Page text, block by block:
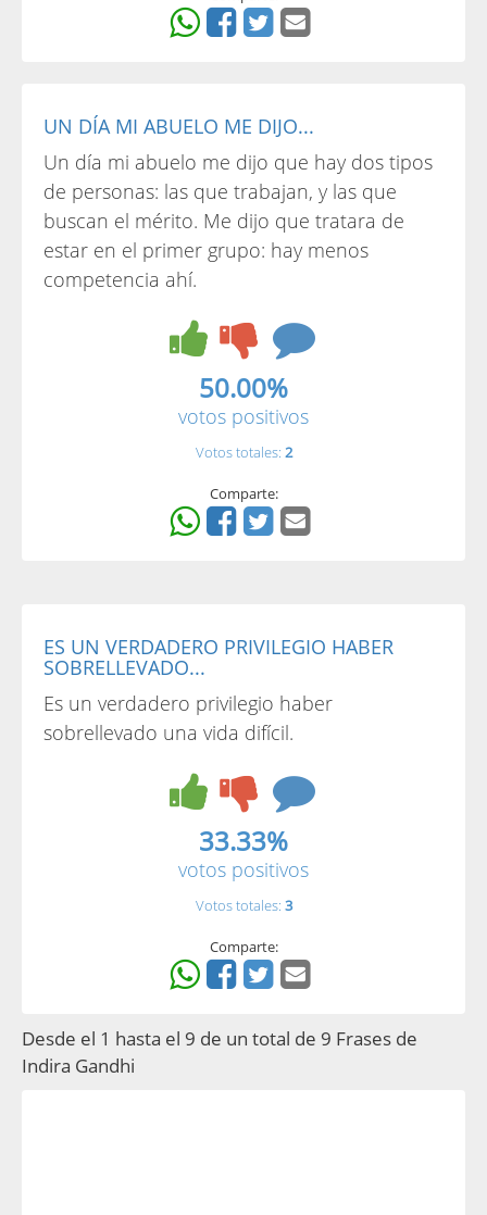
UN DÍA MI ABUELO ME DIJO...
Un día mi abuelo me dijo que hay dos tipos
de personas: las que trabajan, y las que
buscan el mérito. Me dijo que tratara de
estar en el primer grupo: hay menos
competencia ahí.
50.00%
votos positivos
Votos totales: 2
Comparte:
ES UN VERDADERO PRIVILEGIO HABER
SOBRELLEVADO...
Es un verdadero privilegio haber
sobrellevado una vida difícil.
33.33%
votos positivos
Votos totales: 3
Comparte:
Desde el 1 hasta el 9 de un total de 9 Frases de
Indira Gandhi